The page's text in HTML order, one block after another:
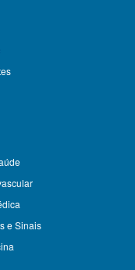
e Sinais